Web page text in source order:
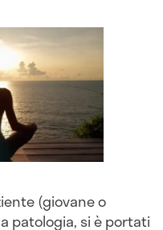
(giovane o
patologia, si è portati